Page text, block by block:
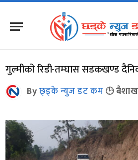
गुल्मीको रिडी-तम्घास सडकखण्ड
Byछ्ड्के न्युज डट कम